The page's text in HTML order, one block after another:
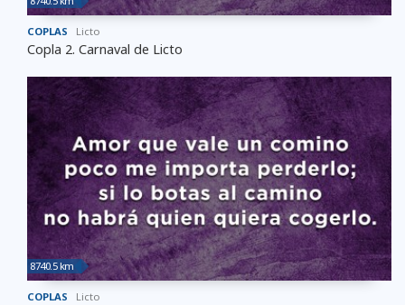
COPLAS Licto
Copla 2. Carnaval de Licto
8740.5 km
COPLAS Licto